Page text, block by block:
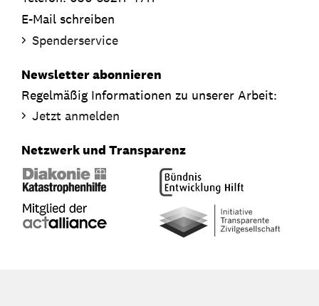
E-Mail schreiben
Spenderservice
Newsletter abonnieren
Regelmäßig Informationen zu unserer Arbeit:
Jetzt anmelden
Netzwerk und Transparenz